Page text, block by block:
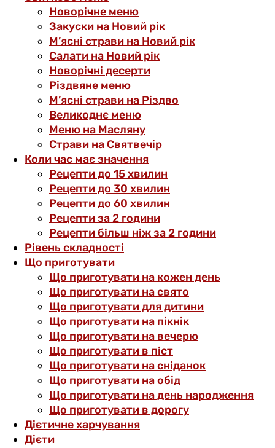
Новорічне меню
Закуски на Новий рік
М’ясні страви на Новий рік
Салати на Новий рік
Новорічні десерти
Різдвяне меню
М’ясні страви на Різдво
Великоднє меню
Меню на Масляну
Страви на Святвечір
Коли час має значення
Рецепти до 15 хвилин
Рецепти до 30 хвилин
Рецепти до 60 хвилин
Рецепти за 2 години
Рецепти більш ніж за 2 години
Рівень складності
Що приготувати
Що приготувати на кожен день
Що приготувати на свято
Що приготувати для дитини
Що приготувати на пікнік
Що приготувати на вечерю
Що приготувати в піст
Що приготувати на сніданок
Що приготувати на обід
Що приготувати на день народження
Що приготувати в дорогу
Дієтичне харчування
Дієти